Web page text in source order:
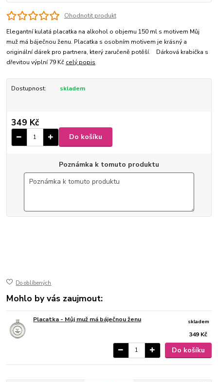
Ohodnotit produkt
Elegantní kulatá placatka na alkohol o objemu 150 ml s motivem Můj
muž má báječnou ženu. Placatka s osobním motivem je krásný a
originální dárek pro partnera, který zaručeně potěší. Dárková krabička s
dřevitou výplní 79 Kč celý popis
Dostupnost: skladem
349 Kč
Do košíku
Poznámka k tomuto produktu
Do oblíbených
Mohlo by vás zaujmout:
Placatka - Můj muž má báječnou ženu
349 Kč
skladem
Do košíku